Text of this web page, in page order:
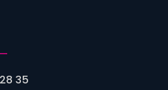
35